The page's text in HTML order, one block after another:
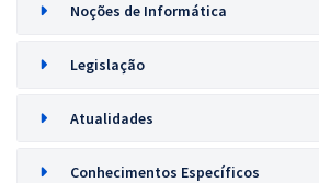
Noções de Informática
Legislação
Atualidades
Conhecimentos Específicos